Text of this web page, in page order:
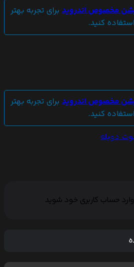
مخصوص اندروید برای تجربه بهتر
استفاده کنید.
مخصوص اندروید برای تجربه بهتر
استفاده کنید.
دوبله
وارد حساب کاربری خود شوید